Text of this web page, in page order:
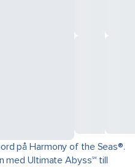
på Harmony of the Seas®.
med Ultimate Abyss℠ till